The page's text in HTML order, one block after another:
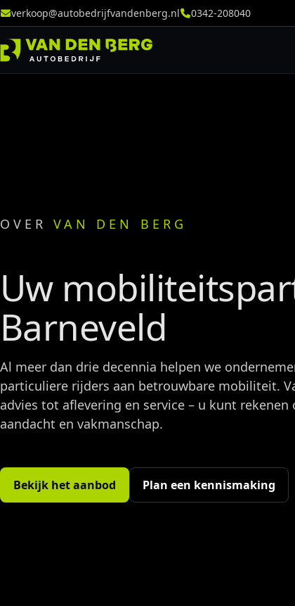
verkoop@autobedrijfvandenberg.nl 0342-208040
OVERVAN DEN BERG
Uw
Barneveld
Al meer dan drie decennia helpen we
particuliere rijders aan betrouwbare mobiliteit.
advies tot aflevering en service – u kunt
aandacht en vakmanschap.
Bekijk het aanbod Plan een kennismaking